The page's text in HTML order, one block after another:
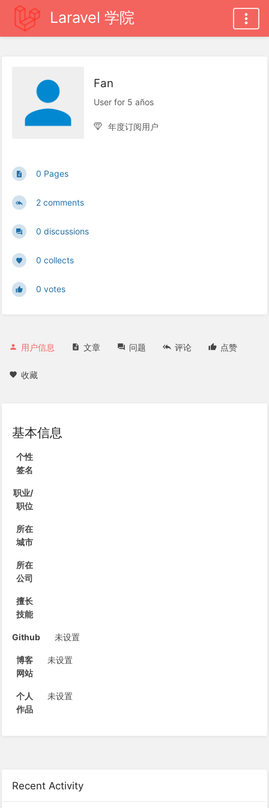
Laravel 学院
Recent Activity
Fan
User for 5 años
年度订阅用户
0 Pages
2 comments
0 discussions
0 collects
0 votes
用户信息 文章 问题 评论 点赞
收藏
基本信息
个性
签名
职业/
职位
所在
城市
所在
公司
擅长
技能
Github 未设置
博客
网站
未设置
个人
作品
未设置